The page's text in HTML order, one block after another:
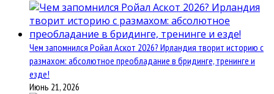
Чем запомнился Ройал Аскот 2026? Ирландия творит историю с
размахом: абсолютное преобладание в бридинге, тренинге и
езде!
Июнь 21, 2026